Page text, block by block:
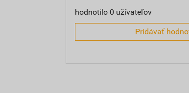
hodnotilo 0 užívateľov
Pridávať